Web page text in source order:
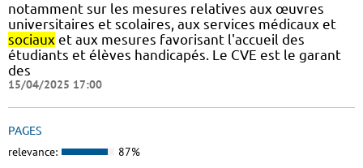
notamment sur les mesures relatives aux œuvres
universitaires et scolaires, aux services médicaux et
sociaux et aux mesures favorisant l'accueil des
étudiants et élèves handicapés. Le CVE est le garant
des
15/04/2025 17:00
PAGES
relevance: 87%